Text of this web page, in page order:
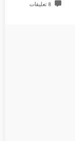
8 تعليقات